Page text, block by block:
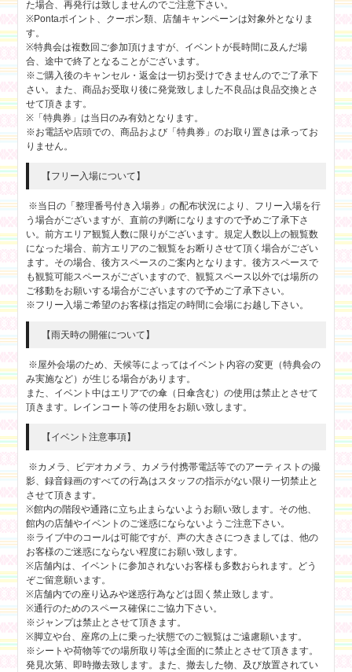
た場合、再発行は致しませんのでご注意下さい。
※Pontaポイント、クーポン類、店舗キャンペーンは対象外となりま
す。
※特典会は複数回ご参加頂けますが、イベントが長時間に及んだ場
合、途中で終了となることがございます。
※ご購入後のキャンセル・返金は一切お受けできませんのでご了承下
さい。また、商品お受取り後に発覚致しました不良品は良品交換とさ
せて頂きます。
※「特典券」は当日のみ有効となります。
※お電話や店頭での、商品および「特典券」のお取り置きは承ってお
りません。
【フリー入場について】
※当日の「整理番号付き入場券」の配布状況により、フリー入場を行
う場合がございますが、直前の判断になりますので予めご了承下さ
い。前方エリア観覧人数に限りがございます。規定人数以上の観覧数
になった場合、前方エリアのご観覧をお断りさせて頂く場合がござい
ます。その場合、後方スペースのご案内となります。後方スペースで
も観覧可能スペースがございますので、観覧スペース以外では場所の
ご移動をお願いする場合がございますので予めご了承下さい。
※フリー入場ご希望のお客様は指定の時間に会場にお越し下さい。
【雨天時の開催について】
※屋外会場のため、天候等によってはイベント内容の変更（特典会の
み実施など）が生じる場合があります。
また、イベント中はエリアでの傘（日傘含む）の使用は禁止とさせて
頂きます。レインコート等の使用をお願い致します。
【イベント注意事項】
※カメラ、ビデオカメラ、カメラ付携帯電話等でのアーティストの撮
影、録音録画のすべての行為はスタッフの指示がない限り一切禁止と
させて頂きます。
※館内の階段や通路に立ち止まらないようお願い致します。その他、
館内の店舗やイベントのご迷惑にならないようご注意下さい。
※ライブ中のコールは可能ですが、声の大きさにつきましては、他の
お客様のご迷惑にならない程度にお願い致します。
※店舗内は、イベントに参加されないお客様も多数おられます。どう
ぞご留意願います。
※店舗内での座り込みや迷惑行為などは固く禁止致します。
※通行のためのスペース確保にご協力下さい。
※ジャンプは禁止とさせて頂きます。
※脚立や台、座席の上に乗った状態でのご観覧はご遠慮願います。
※シートや荷物等での場所取り等は全面的に禁止とさせて頂きます。
発見次第、即時撤去致します。また、撤去した物、及び放置されてい